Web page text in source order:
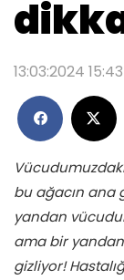
13:03:2024 15:43
bu ağacın ana
yandan
ama bir
gizliyor!